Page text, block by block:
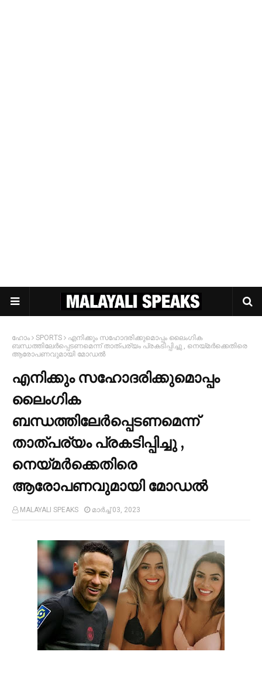
ഹോം SPORTS
എനിക്കും സഹോദരിക്കുമൊപ്പം ലൈംഗിക
ബന്ധത്തിലേര്‍പ്പെടണമെന്ന് താത്പര്യം പ്രകടിപ്പിച്ചു , നെയ്മര്‍ക്കെതിരെ
ആരോപണവുമായി മോഡല്‍
എനിക്കും സഹോദരിക്കുമൊപ്പം
ലൈംഗിക
ബന്ധത്തിലേര്‍പ്പെടണമെന്ന്
താത്പര്യം പ്രകടിപ്പിച്ചു ,
നെയ്മര്‍ക്കെതിരെ
ആരോപണവുമായി മോഡല്‍
MALAYALI SPEAKS മാർച്ച് 03, 2023